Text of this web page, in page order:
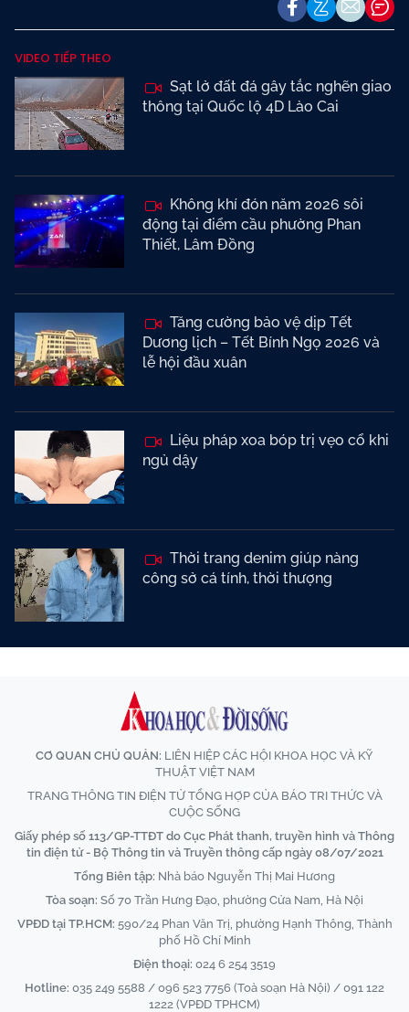
VIDEO TIẾP THEO
Sạt lở đất đá gây tắc nghẽn giao
thông tại Quốc lộ 4D Lào Cai
Không khí đón năm 2026 sôi
động tại điểm cầu phường Phan
Thiết, Lâm Đồng
Tăng cường bảo vệ dịp Tết
Dương lịch – Tết Bính Ngọ 2026 và
lễ hội đầu xuân
Liệu pháp xoa bóp trị vẹo cổ khi
ngủ dậy
Thời trang denim giúp nàng
công sở cá tính, thời thượng
CƠ QUAN CHỦ QUẢN: LIÊN HIỆP CÁC HỘI KHOA HỌC VÀ KỸ
THUẬT VIỆT NAM
TRANG THÔNG TIN ĐIỆN TỬ TỔNG HỢP CỦA BÁO TRI THỨC VÀ
CUỘC SỐNG
Giấy phép số 113/GP-TTĐT do Cục Phát thanh, truyền hình và Thông
tin điện tử - Bộ Thông tin và Truyền thông cấp ngày 08/07/2021
Tổng Biên tập: Nhà báo Nguyễn Thị Mai Hương
Tòa soạn: Số 70 Trần Hưng Đạo, phường Cửa Nam, Hà Nội
VPĐD tại TP.HCM: 590/24 Phan Văn Trị, phường Hạnh Thông, Thành
phố Hồ Chí Minh
Điện thoại: 024 6 254 3519
Hotline: 035 249 5588 / 096 523 7756 (Toà soạn Hà Nội) / 091 122
1222 (VPĐD TPHCM)